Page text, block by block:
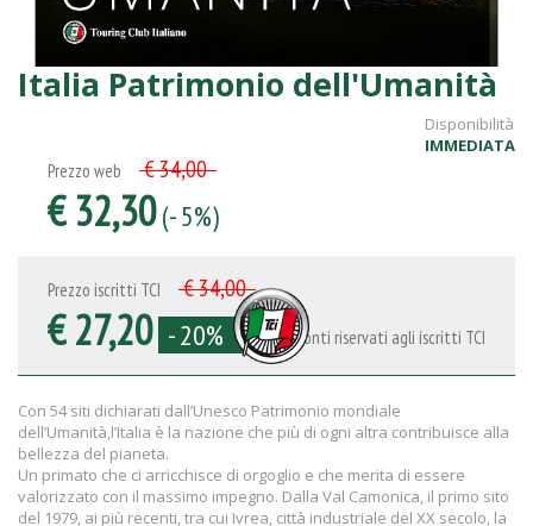
Italia Patrimonio dell'Umanità
Disponibilità
IMMEDIATA
Prezzo web € 34,00
€ 32,30(- 5%)
Prezzo iscritti TCI € 34,00
€ 27,20 - 20% Sconti riservati agli iscritti TCI
Con 54 siti dichiarati dall’Unesco Patrimonio mondiale
dell’Umanità,l’Italia è la nazione che più di ogni altra contribuisce alla
bellezza del pianeta.
Un primato che ci arricchisce di orgoglio e che merita di essere
valorizzato con il massimo impegno. Dalla Val Camonica, il primo sito
del 1979, ai più recenti, tra cui Ivrea, città industriale del XX secolo, la